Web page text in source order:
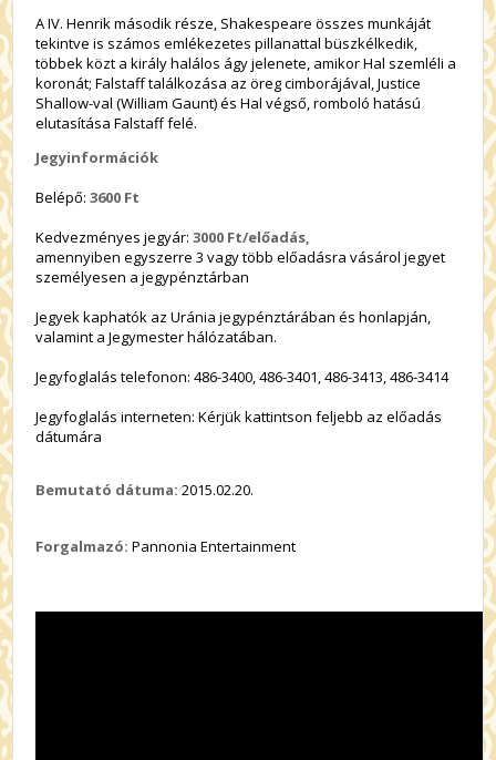
A IV. Henrik második része, Shakespeare összes munkáját
tekintve is számos emlékezetes pillanattal büszkélkedik,
többek közt a király halálos ágy jelenete, amikor Hal szemléli a
koronát; Falstaff találkozása az öreg cimborájával, Justice
Shallow-val (William Gaunt) és Hal végső, romboló hatású
elutasítása Falstaff felé.
Jegyinformációk
Belépő:3600 Ft
Kedvezményes jegyár: 3000 Ft/előadás,
amennyiben egyszerre 3 vagy több előadásra vásárol jegyet
személyesen a jegypénztárban
Jegyek kaphatók az Uránia jegypénztárában és honlapján,
valamint a Jegymester hálózatában.
Jegyfoglalás telefonon: 486-3400, 486-3401, 486-3413, 486-3414
Jegyfoglalás interneten: Kérjük kattintson feljebb az előadás
dátumára
Bemutató dátuma: 2015.02.20.
Forgalmazó: Pannonia Entertainment